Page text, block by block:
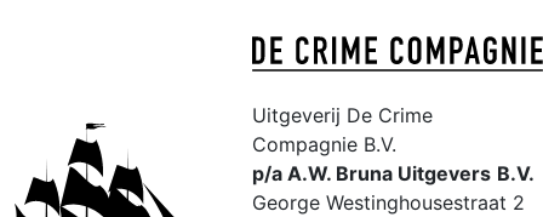
Uitgeverij De Crime
Compagnie B.V.
p/a A.W. Bruna Uitgevers B.V.
George Westinghousestraat 2